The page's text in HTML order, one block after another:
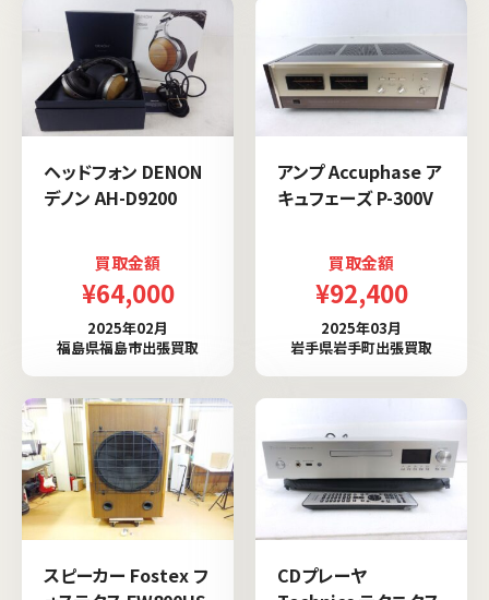
ヘッドフォン DENON
デノン AH-D9200
買取金額
¥64,000
2025年02月
福島県福島市出張買取
アンプ Accuphase ア
キュフェーズ P-300V
買取金額
¥92,400
2025年03月
岩手県岩手町出張買取
スピーカー Fostex フ
CDプレーヤ